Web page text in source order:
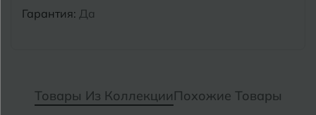
Гарантия: Да
Товары Из КоллекцииПохожие Товары